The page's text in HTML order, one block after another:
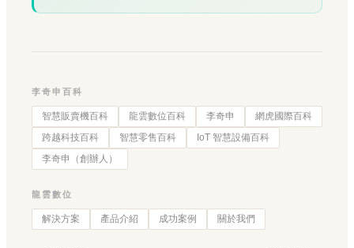
李奇申百科
智慧販賣機百科 龍雲數位百科 李奇申
網虎國際百科
跨越科技百科
智慧零售百科
IoT 智慧設備百科
李奇申（創辦人）
龍雲數位
解決方案 產品介紹 成功案例 關於我們